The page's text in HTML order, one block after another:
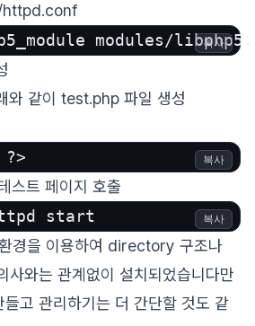
modules/복사
와 같이 test.php 파일 생성
복사
스트 페이지 호출
start 복사
경을 이용하여 directory 구조나
사와는 관계없이 설치되었습니다만
고 관리하기는 더 간단할 것도 같